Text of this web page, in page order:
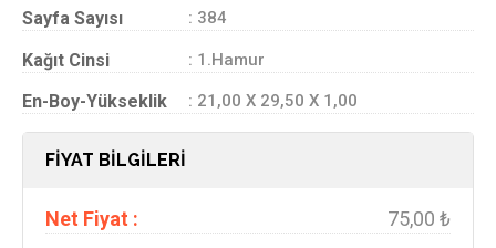
Sayfa Sayısı : 384
Kağıt Cinsi : 1.Hamur
En-Boy-Yükseklik : 21,00 X 29,50 X 1,00
FİYAT BİLGİLERİ
Net Fiyat :
75,00 ₺